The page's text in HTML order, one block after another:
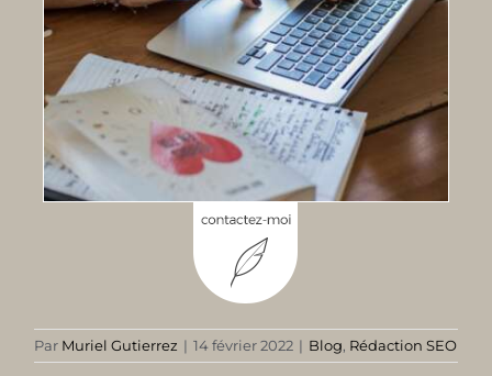
Par Muriel Gutierrez | 14 février 2022 | Blog, Rédaction SEO